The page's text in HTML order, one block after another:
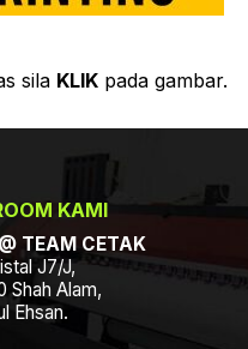
sila KLIK pada gambar.
KAMI
TEAM CETAK
J7/J,
Shah Alam,
Ehsan.